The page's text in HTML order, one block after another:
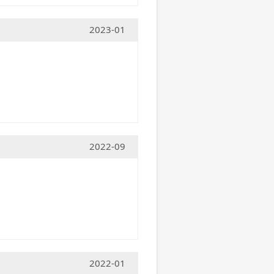
2023-01
2022-09
2022-01